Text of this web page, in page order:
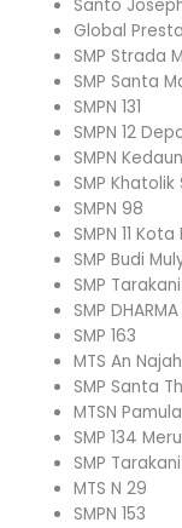
Santo
Global
SMP Strada
SMP Santa
SMPN 131
SMPN 12
SMPN
SMP
SMPN 98
SMPN 11
SMP Budi
SMP
SMP
SMP 163
MTS An Najah
SMP Santa
MTSN
SMP 134
SMP
MTS N 29
SMPN 153